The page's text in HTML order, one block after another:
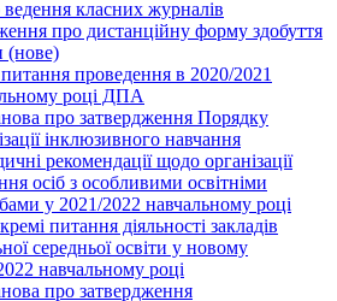
класних журналів
про дистанційну форму здобуття
(нове)
питання проведення в 2020/2021
році ДПА
про затвердження Порядку
інклюзивного навчання
рекомендації щодо організації
осіб з особливими освітніми
у 2021/2022 навчальному році
питання діяльності закладів
середньої освіти у новому
навчальному році
про затвердження